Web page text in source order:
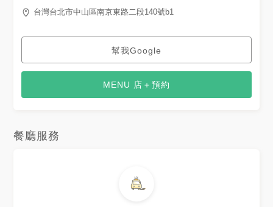
台灣台北市中山區南京東路二段140號b1
幫我Google
MENU 店＋預約
餐廳服務